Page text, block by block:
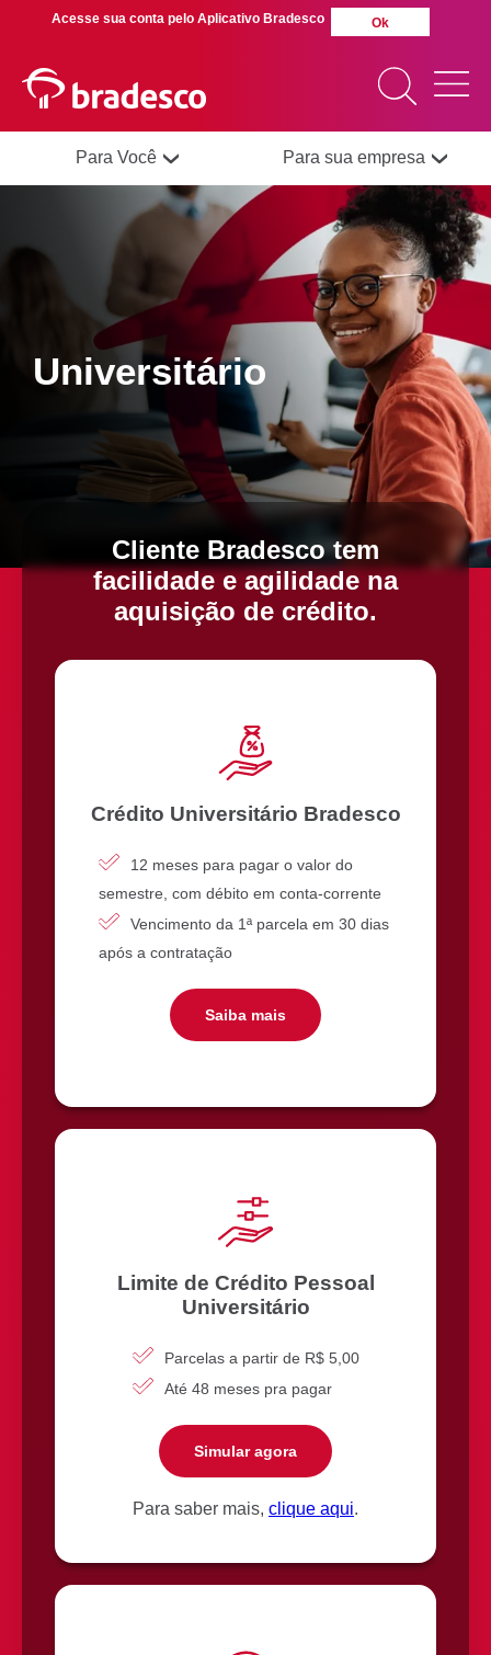
Para Você Para sua empresa
MAIS BUSCADOS
SUAS BUSCAS
RECENTES
Antecipação
Imposto de
Bradesco
Explica
Universitário
Cliente Bradesco tem
facilidade e agilidade na
aquisição de crédito.
Crédito Universitário Bradesco
12 meses para pagar o valor do
semestre, com débito em conta-corrente
Vencimento da 1ª parcela em 30 dias
após a contratação
Saiba mais
Limite de Crédito Pessoal
Universitário
Parcelas a partir de R$ 5,00
Até 48 meses pra pagar
Simular agora
Para saber mais, clique aqui.
Acesse sua conta pelo Aplicativo Bradesco Ok